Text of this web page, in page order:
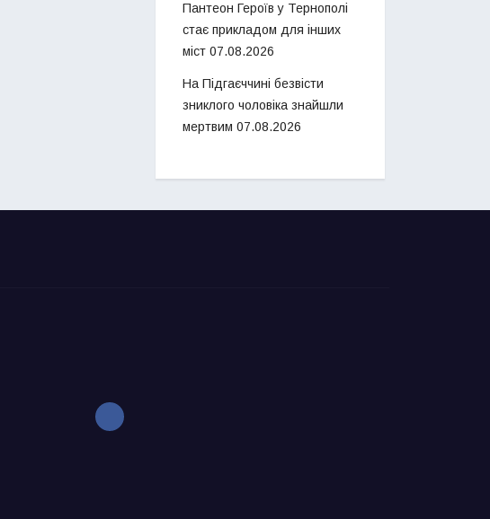
Пантеон Героїв у Тернополі
стає прикладом для інших
міст 07.08.2026
На Підгаєччині безвісти
зниклого чоловіка знайшли
мертвим 07.08.2026